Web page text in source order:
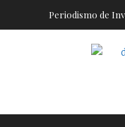
Periodismo de